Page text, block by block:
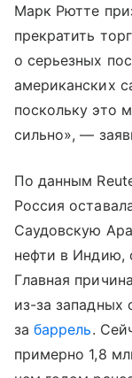
Марк Рютте
прекратить
о серьезных
американских
поскольку это
сильно», —
По данным
Россия
Саудовскую
нефти в Индию,
Главная
из-за западных
забаррель.
примерно 1,8